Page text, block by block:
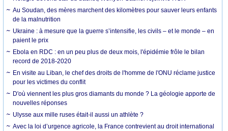
Au Soudan, des mères marchent des kilomètres pour sauver leurs enfants
de la malnutrition
Ukraine : à mesure que la guerre s’intensifie, les civils – et le monde – en
paient le prix
Ebola en RDC : en un peu plus de deux mois, l'épidémie frôle le bilan
record de 2018-2020
En visite au Liban, le chef des droits de l'homme de l'ONU réclame justice
pour les victimes du conflit
D'où viennent les plus gros diamants du monde ? La géologie apporte de
nouvelles réponses
Ulysse aux mille ruses était-il aussi un athlète ?
Avec la loi d’urgence agricole, la France contrevient au droit international